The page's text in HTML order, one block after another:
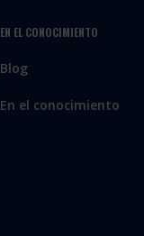
EN EL CONOCIMIENTO
Blog
En el conocimiento